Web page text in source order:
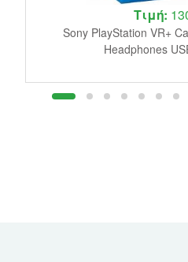
Τιμή:
Sony PlayStation VR+
Headphones